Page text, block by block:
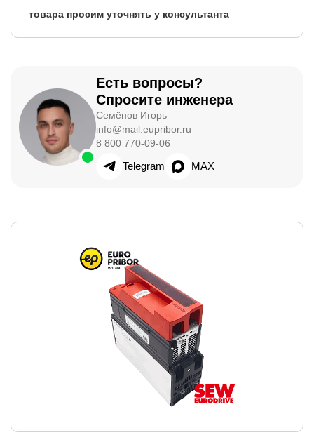
товара просим уточнять у консультанта
Есть вопросы?
Спросите инженера
Семёнов Игорь
info@mail.eupribor.ru
8 800 770-09-06
Telegram MAX